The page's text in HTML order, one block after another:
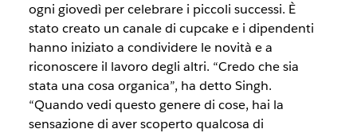
ogni giovedì per celebrare i piccoli successi. È
stato creato un canale di cupcake e i dipendenti
hanno iniziato a condividere le novità e a
riconoscere il lavoro degli altri. “Credo che sia
stata una cosa organica”, ha detto Singh.
“Quando vedi questo genere di cose, hai la
sensazione di aver scoperto qualcosa di